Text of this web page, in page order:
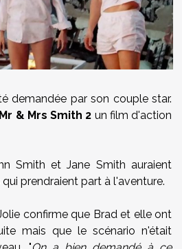
demandée par son couple star.
Mr & Mrs Smith 2 un film d'action
Smith et Jane Smith auraient
prendraient part à l'aventure.
confirme que Brad et elle ont
mais que le scénario n'était